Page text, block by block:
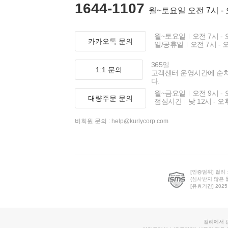
1644-1107 월~토요일 오전 7시 -
카카오톡 문의
월~토요일
오전 7시 -
일/공휴일
오전 7시 -
1:1 문의
365일
고객센터 운영시간에 순
다.
대량주문 문의
월~금요일
오전 9시 -
점심시간
낮 12시 - 오
비회원 문의 : help@kurlycorp.com
[인증범위] 컬리
(심사받지 않은
[유효기간]
컬리에서